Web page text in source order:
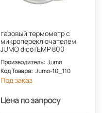
газовый термометр с
микропереключателем
JUMO dicoTEMP 800
Производитель: Jumo
Код Товара: Jumo-10_110
Под заказ
Цена по запросу